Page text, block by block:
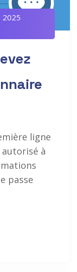
2025
ligne
autorisé à
passe